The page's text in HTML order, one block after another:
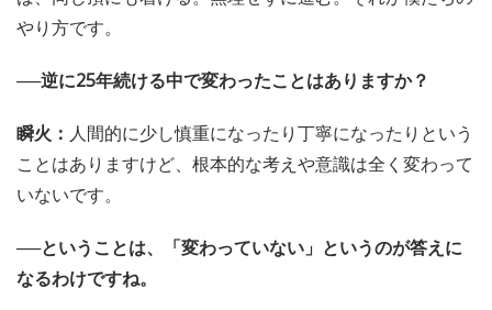
やり方です。
──逆に25年続ける中で変わったことはありますか？
瞬火： 人間的に少し慎重になったり丁寧になったりという
ことはありますけど、根本的な考えや意識は全く変わって
いないです。
──ということは、「変わっていない」というのが答えに
なるわけですね。